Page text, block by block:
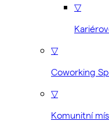
▽
▽
Coworking
▽
Komunitní